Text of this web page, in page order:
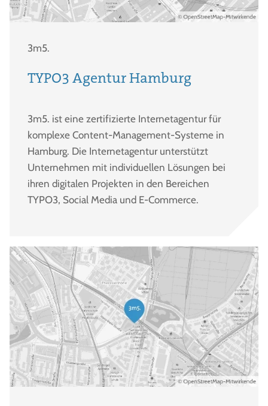
3m5.
TYPO3 Agentur Hamburg
3m5. ist eine zertifizierte Internetagentur für
komplexe Content-Management-Systeme in
Hamburg. Die Internetagentur unterstützt
Unternehmen mit individuellen Lösungen bei
ihren digitalen Projekten in den Bereichen
TYPO3, Social Media und E-Commerce.